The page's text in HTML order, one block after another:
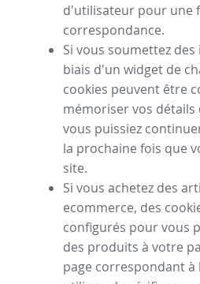
d'utilisateur pour une
correspondance.
Si vous soumettez
biais d'un widget de
cookies peuvent être
mémoriser vos
vous puissiez
la prochaine fois que
site.
Si vous achetez des
ecommerce, des
configurés pour vous
des produits à votre
page correspondant à